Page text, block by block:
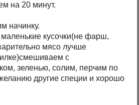
на 20 минут.
начинку.
кусочки(не фарш,
мясо лучше
с
зеленью, солим, перчим по
другие специи и хорошо